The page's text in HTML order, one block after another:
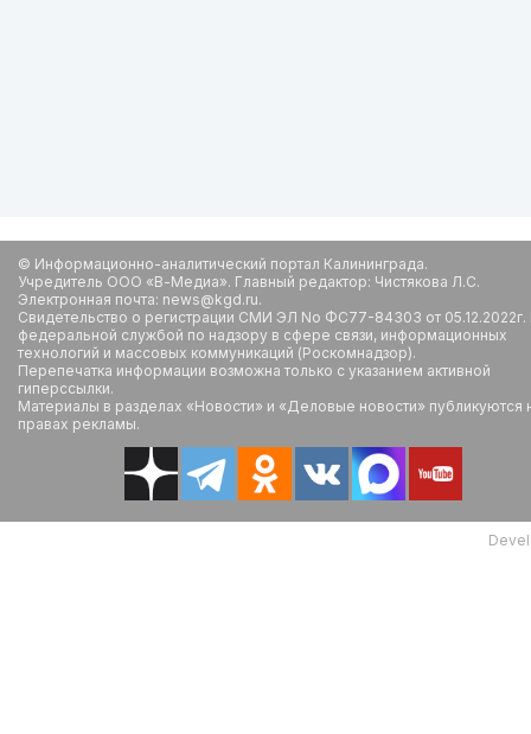
© Информационно-аналитический портал Калининграда.
Учредитель ООО «В-Медиа». Главный редактор: Чистякова Л.С.
Электронная почта: news@kgd.ru.
Свидетельство о регистрации СМИ ЭЛ No ФС77-84303 от
федеральной службой по надзору в сфере связи, информационных
технологий и массовых коммуникаций (Роскомнадзор).
Перепечатка информации возможна только с указанием активной
гиперссылки.
Материалы в разделах «Новости» и «Деловые новости» публикуются
правах рекламы.